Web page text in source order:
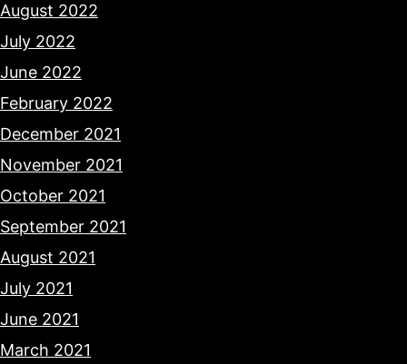
August 2022
July 2022
June 2022
February 2022
December 2021
November 2021
October 2021
September 2021
August 2021
July 2021
June 2021
March 2021